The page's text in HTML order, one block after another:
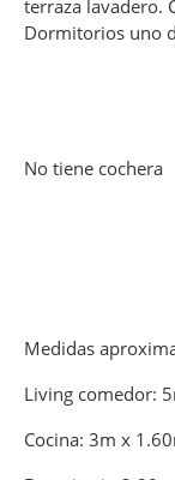
terraza lavadero.
Dormitorios uno
No tiene cochera
Medidas
Living comedor:
Cocina: 3m x